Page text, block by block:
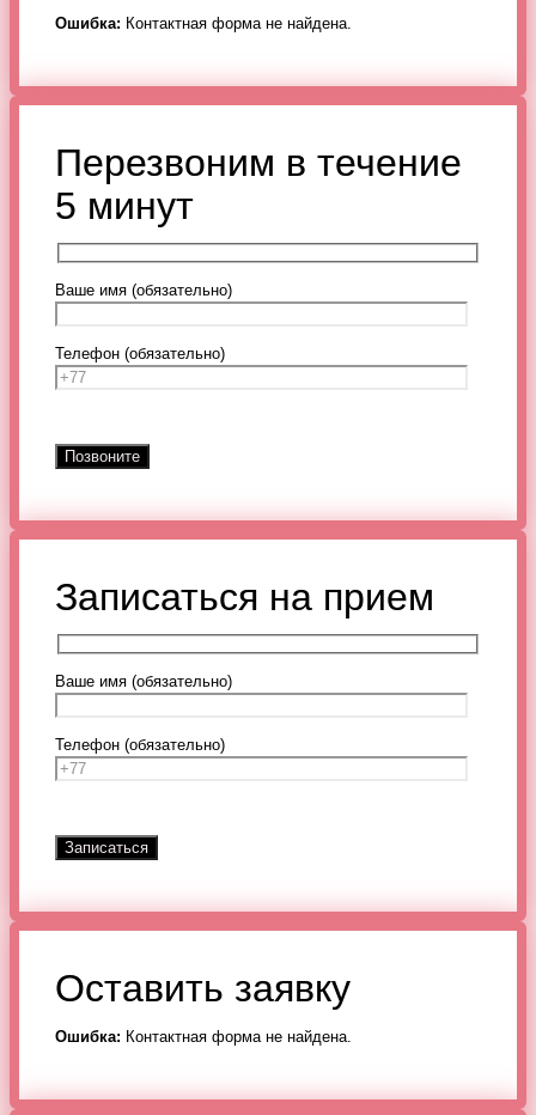
Ошибка: Контактная форма не найдена.
Перезвоним в течение
5 минут
Ваше имя (обязательно)
Телефон (обязательно)
Записаться на прием
Ваше имя (обязательно)
Телефон (обязательно)
Оставить заявку
Ошибка: Контактная форма не найдена.